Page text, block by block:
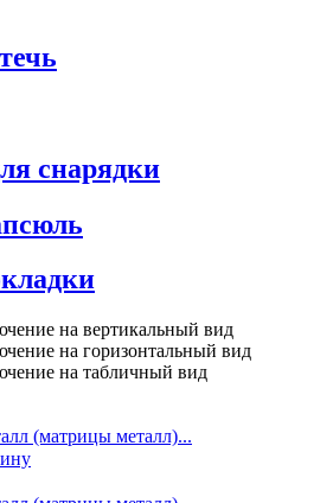
снарядки
(матрицы металл)...